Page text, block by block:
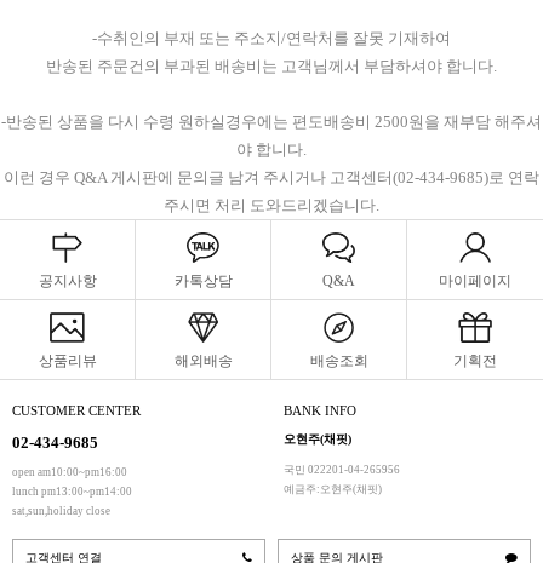
-수취인의 부재 또는 주소지/연락처를 잘못 기재하여
반송된 주문건의 부과된 배송비는 고객님께서 부담하셔야 합니다.
-반송된 상품을 다시 수령 원하실경우에는 편도배송비 2500원을 재부담 해주셔
야 합니다.
이런 경우 Q&A 게시판에 문의글 남겨 주시거나 고객센터(02-434-9685)로 연락
주시면 처리 도와드리겠습니다.
공지사항 카톡상담 Q&A 마이페이지
상품리뷰 해외배송 배송조회 기획전
CUSTOMER CENTER
02-434-9685
open am10:00~pm16:00
lunch pm13:00~pm14:00
sat,sun,holiday close
BANK INFO
오현주(채핏)
국민 022201-04-265956
예금주:오현주(채핏)
고객센터 연결 상품 문의 게시판